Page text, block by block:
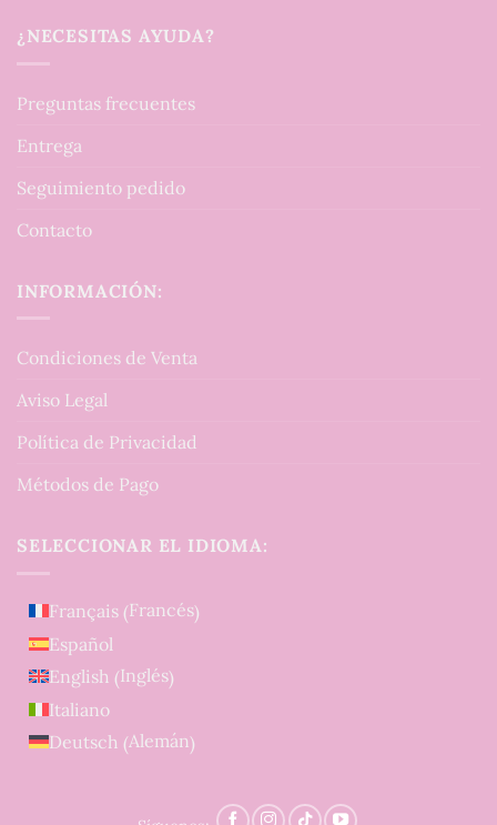
¿NECESITAS AYUDA?
Preguntas frecuentes
Entrega
Seguimiento pedido
Contacto
INFORMACIÓN:
Condiciones de Venta
Aviso Legal
Política de Privacidad
Métodos de Pago
SELECCIONAR EL IDIOMA:
Français (Francés)
Español
English (Inglés)
Italiano
Deutsch (Alemán)